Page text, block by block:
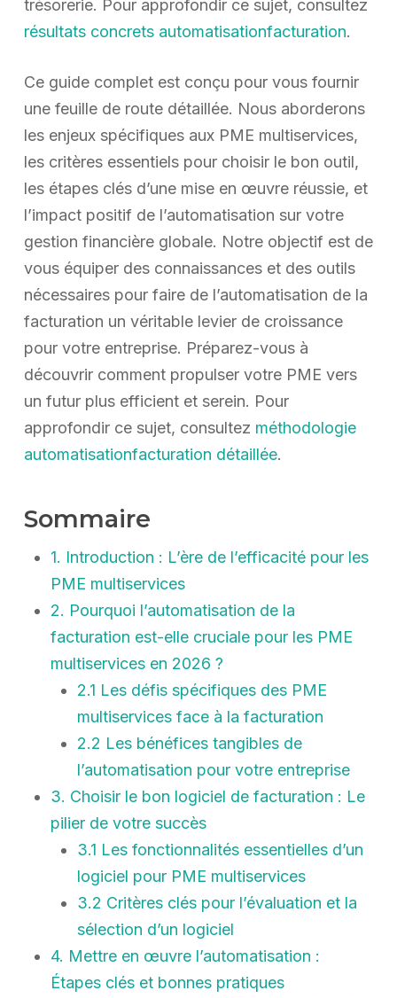
trésorerie. Pour approfondir ce sujet, consultez
résultats concrets automatisationfacturation.
Ce guide complet est conçu pour vous fournir
une feuille de route détaillée. Nous aborderons
les enjeux spécifiques aux PME multiservices,
les critères essentiels pour choisir le bon outil,
les étapes clés d’une mise en œuvre réussie, et
l’impact positif de l’automatisation sur votre
gestion financière globale. Notre objectif est de
vous équiper des connaissances et des outils
nécessaires pour faire de l’automatisation de la
facturation un véritable levier de croissance
pour votre entreprise. Préparez-vous à
découvrir comment propulser votre PME vers
un futur plus efficient et serein. Pour
approfondir ce sujet, consultez méthodologie
automatisationfacturation détaillée.
Sommaire
1. Introduction : L’ère de l’efficacité pour les
PME multiservices
2. Pourquoi l’automatisation de la
facturation est-elle cruciale pour les PME
multiservices en 2026 ?
2.1 Les défis spécifiques des PME
multiservices face à la facturation
2.2 Les bénéfices tangibles de
l’automatisation pour votre entreprise
3. Choisir le bon logiciel de facturation : Le
pilier de votre succès
3.1 Les fonctionnalités essentielles d’un
logiciel pour PME multiservices
3.2 Critères clés pour l’évaluation et la
sélection d’un logiciel
4. Mettre en œuvre l’automatisation :
Étapes clés et bonnes pratiques